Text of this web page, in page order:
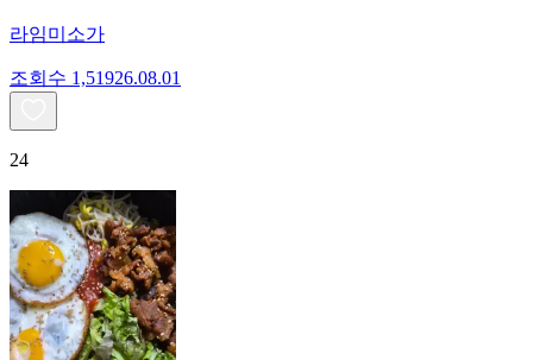
라임미소가
조회수 1,51926.08.01
24